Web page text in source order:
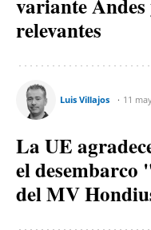
variante
relevantes
Luis Villajos 11
La UE
el
del MV